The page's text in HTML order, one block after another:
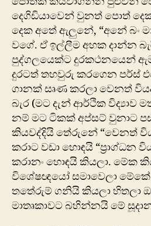
දෙගිඩියාවෙන් වුනත් පොත්
දෙක අතේ ඇලුනේ, “අනේ බං
වගේ. ඒ ඉල්ලීම අහක දාන්න
පුද්ග‍ලයෙක්ට දුරකථ‍නයෙන්
දුරටත් තහවුරු කරගෙන පර්ස්
ගානක් සෘණ කරලා වෙනත්
බැර (මට දැන් ආර්ථික
නම් මට ටිකක් අප්සට් වුනාට
කියවද්දියි තේරුනේ “වෙනත්
කරාට වඩා හොඳයි “ප්‍රාග්ධන
කරානං හොඳයි කියලා. මේක
වි‍ශේෂඥයෝ සමාවෙලා මේකේ
තතේරුම් ගනියි කියලා හිතලා
මාතෘකාවට බහින්නයි මේ